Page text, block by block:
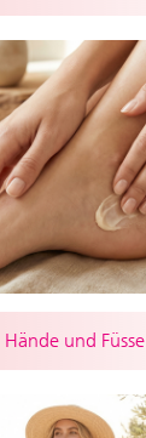
Hände und Füsse